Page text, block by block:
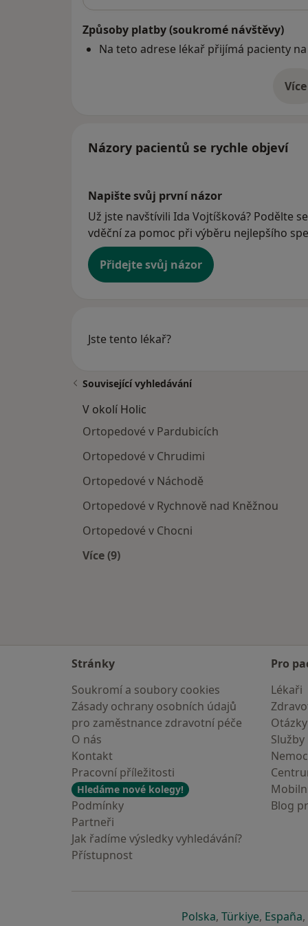
Způsoby platby (soukromé návštěvy)
Na teto adrese lékař přijímá pacienty
Více
o
Názory pacientů se rychle objeví
Napište svůj první názor
Už jste navštívili Ida Vojtíšková? Podělte
vděční za pomoc při výběru nejlepšího
Přidejte svůj názor
Jste tento lékař?
Související vyhledávání
V okolí Holic
Ortopedové v Pardubicích
Ortopedové v Chrudimi
Ortopedové v Náchodě
Ortopedové v Rychnově nad Kněžnou
Ortopedové v Chocni
Více (9)
Stránky
Soukromí a soubory cookies
Zásady ochrany osobních údajů
pro zaměstnance zdravotní péče
O nás
Kontakt
Pracovní příležitosti
Hledáme nové kolegy!
Podmínky
Partneři
Jak řadíme výsledky vyhledávání?
Přístupnost
Pro
Lékaři
Služby
Blog
Polskase otevře v nové
, Türkiyese
, España,